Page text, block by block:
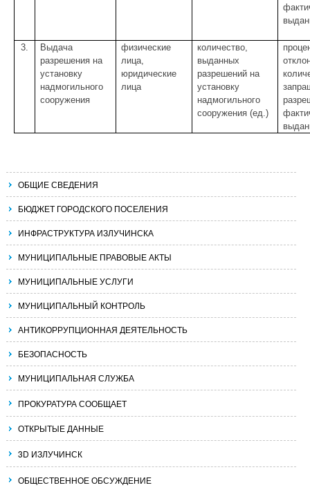
3.
Выдача
разрешения на
установку
надмогильного
сооружения
физические
лица,
юридические
лица
количество,
выданных
разрешений на
установку
надмогильного
сооружения (ед.)
ОБЩИЕ СВЕДЕНИЯ
БЮДЖЕТ ГОРОДСКОГО ПОСЕЛЕНИЯ
ИНФРАСТРУКТУРА ИЗЛУЧИНСКА
МУНИЦИПАЛЬНЫЕ ПРАВОВЫЕ АКТЫ
МУНИЦИПАЛЬНЫЕ УСЛУГИ
МУНИЦИПАЛЬНЫЙ КОНТРОЛЬ
АНТИКОРРУПЦИОННАЯ ДЕЯТЕЛЬНОСТЬ
БЕЗОПАСНОСТЬ
МУНИЦИПАЛЬНАЯ СЛУЖБА
ПРОКУРАТУРА СООБЩАЕТ
ОТКРЫТЫЕ ДАННЫЕ
3D ИЗЛУЧИНСК
ОБЩЕСТВЕННОЕ ОБСУЖДЕНИЕ